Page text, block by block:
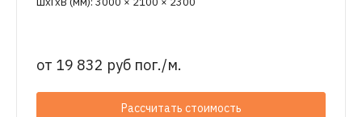
от 19 832 руб пог./м.
Рассчитать стоимость